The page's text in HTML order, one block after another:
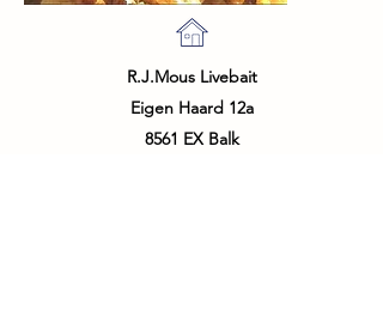
R.J.Mous Livebait
Eigen Haard 12a
8561 EX Balk